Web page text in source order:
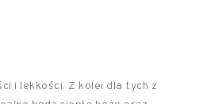
i lekkości. Z kolei dla tych z